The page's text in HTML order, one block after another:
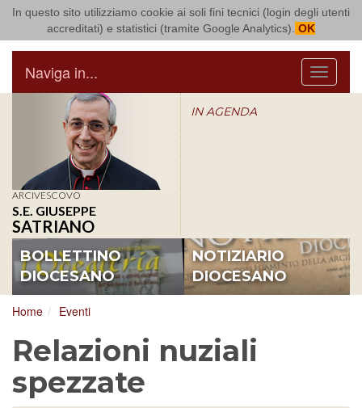
In questo sito utilizziamo cookie ai soli fini tecnici (login degli utenti
accreditati) e statistici (tramite Google Analytics). OK
Arcidiocesi di Bari Bitonto
Menu
Naviga in...
ARCIVESCOVO
S.E. GIUSEPPE
SATRIANO
IN AGENDA
BOLLETTINO
DIOCESANO
NOTIZIARIO
DIOCESANO
Home Eventi
Relazioni nuziali
spezzate